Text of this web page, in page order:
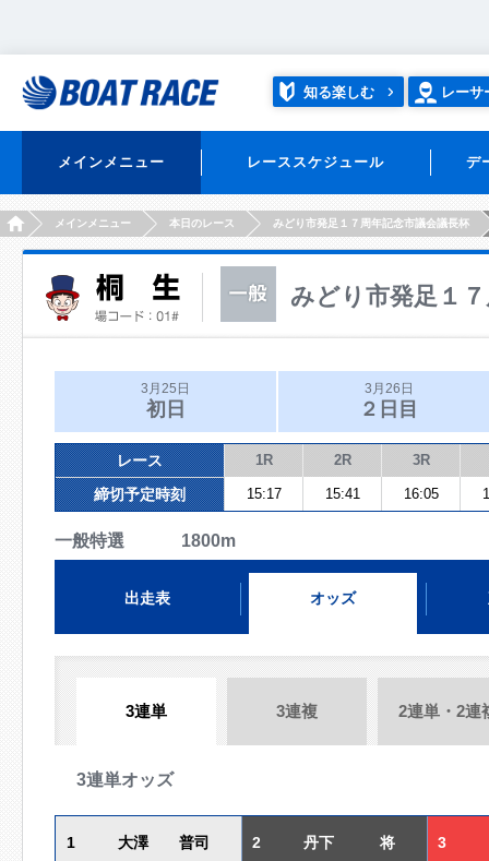
知る楽しむ レーサ
メインメニュー レーススケジュール デ
HOMEメインメニュー 本日のレース みどり市発足１７周年記念市議会議長杯
みどり市発足１
3月25日
初日
3月26日
２日目
レース 1R 2R 3R
締切予定時刻 15:17 15:41 16:05
一般特選 1800m
出走表 オッズ
3連単 3連複 2連単・2連
3連単オッズ
1 大澤 普司 2 丹下 将 3